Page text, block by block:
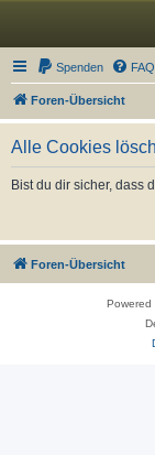
Spenden FAQ
Foren-Übersicht
Alle Cookies
Bist du dir sicher, dass
Foren-Übersicht
Powered